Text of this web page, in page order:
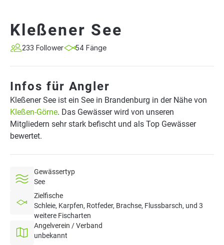
Kleßener See
233 Follower 54 Fänge
Infos für Angler
Kleßener See ist ein See in Brandenburg in der Nähe von
Kleßen-Görne. Das Gewässer wird von unseren
Mitgliedern sehr stark befischt und als Top Gewässer
bewertet.
Gewässertyp
See
Zielfische
Schleie, Karpfen, Rotfeder, Brachse, Flussbarsch, und 3
weitere Fischarten
Angelverein / Verband
unbekannt